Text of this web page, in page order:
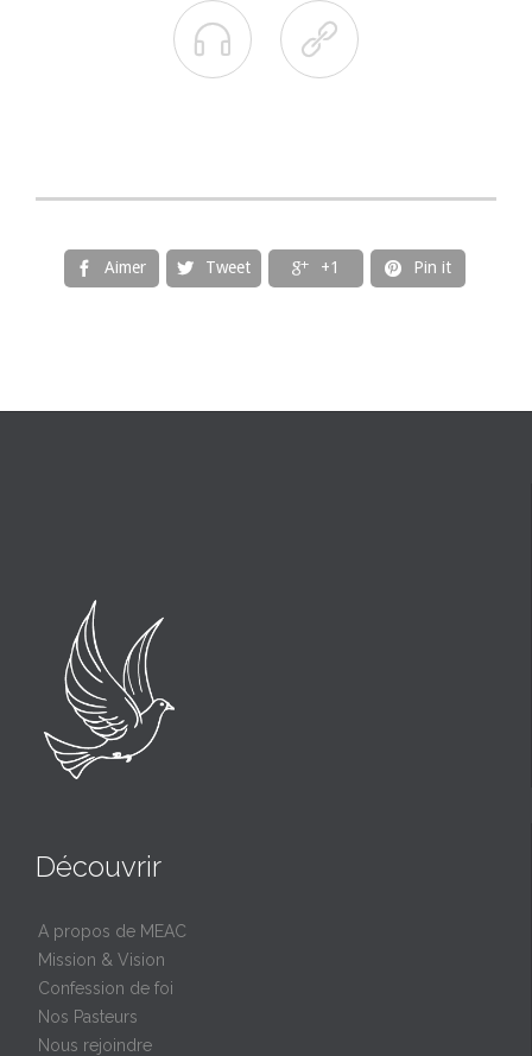
 
 Aimer  Tweet  +1  Pin it
Découvrir
A propos de MEAC
Mission & Vision
Confession de foi
Nos Pasteurs
Nous rejoindre